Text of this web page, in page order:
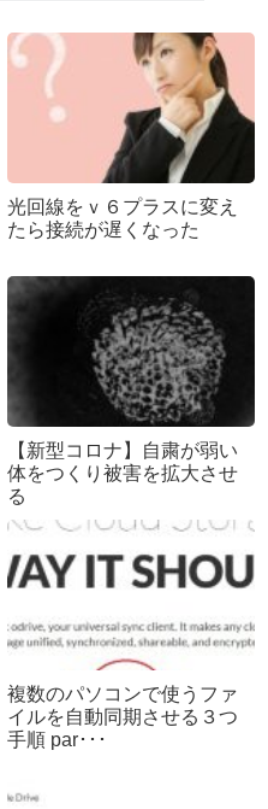
光回線をｖ６プラスに変え
たら接続が遅くなった
【新型コロナ】自粛が弱い
体をつくり被害を拡大させ
る
複数のパソコンで使うファ
イルを自動同期させる３つ
手順 par･･･